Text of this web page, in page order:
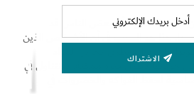
لدرجة أن بعض الناس قد
هذا هو السبب في أن الأشخاص الذين
على دراية بطرق تخزين المواد
جودتها لأطول فترة ممكنة. سنتناول في
لحفظ الفواكه والخضروات في